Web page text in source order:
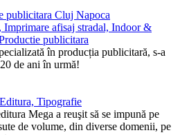
publicitara Cluj Napoca
Imprimare afisaj stradal, Indoor &
publicitara
în producția publicitară, s-a
de ani în urmă!
Tipografie
Mega a reuşit să se impună pe
de volume, din diverse domenii, pe